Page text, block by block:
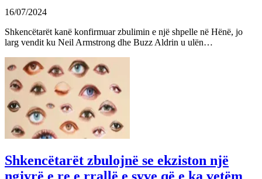
16/07/2024
Shkencëtarët kanë konfirmuar zbulimin e një shpelle në Hënë, jo
larg vendit ku Neil Armstrong dhe Buzz Aldrin u ulën…
Shkencëtarët zbulojnë se ekziston një